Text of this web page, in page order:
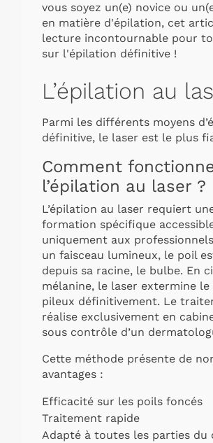
vous soyez un(e) novice ou
en matière d'épilation, cet
lecture incontournable pour
sur l'épilation définitive !
L’épilation au
Parmi les différents moyens
définitive, le laser est le plus
Comment
l’épilation au laser ?
L’épilation au laser requiert
formation spécifique
uniquement aux
un faisceau lumineux, le poil
depuis sa racine, le bulbe. En
mélanine, le laser extermine le
pileux définitivement. Le
réalise exclusivement en
sous contrôle d’un
Cette méthode présente de
avantages :
Efficacité sur les poils foncés
Traitement rapide
Adapté à toutes les parties du